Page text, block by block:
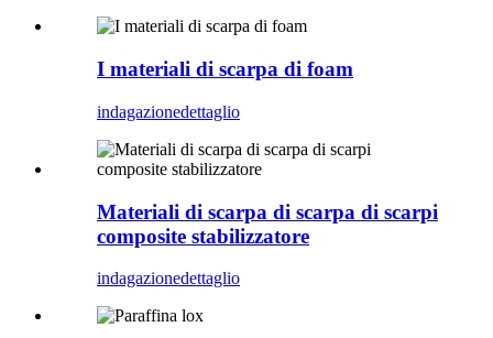
I materiali di scarpa di foam
indagazionedettaglio
Materiali di scarpa di scarpa di scarpi
composite stabilizzatore
indagazionedettaglio